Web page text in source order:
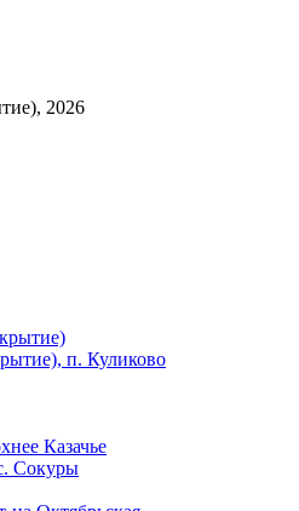
2026
п. Куликово
Казачье
Сокуры